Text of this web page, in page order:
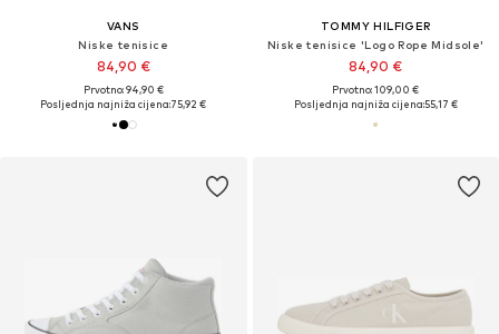
VANS
Niske tenisice
84,90 €
Prvotno: 94,90 €
Posljednja najniža cijena:75,92 €
TOMMY HILFIGER
Niske tenisice 'Logo Rope Midsole'
84,90 €
Prvotno: 109,00 €
Posljednja najniža cijena:55,17 €